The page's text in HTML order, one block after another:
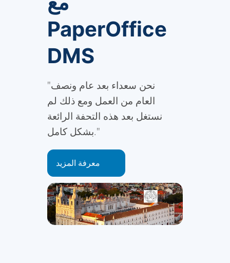
PaperOffice
DMS
"نحن سعداء بعد عام ونصف
العام من العمل ومع ذلك لم
نستغل بعد هذه التحفة الرائعة
بشكل كامل."
معرفة المزيد